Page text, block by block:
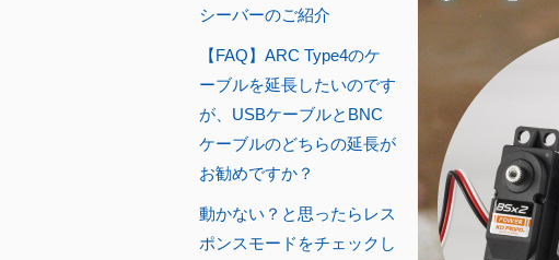
シーバーのご紹介
【FAQ】ARC Type4のケ
ーブルを延長したいのです
が、USBケーブルとBNC
ケーブルのどちらの延長が
お勧めですか？
動かない？と思ったらレス
ポンスモードをチェックし